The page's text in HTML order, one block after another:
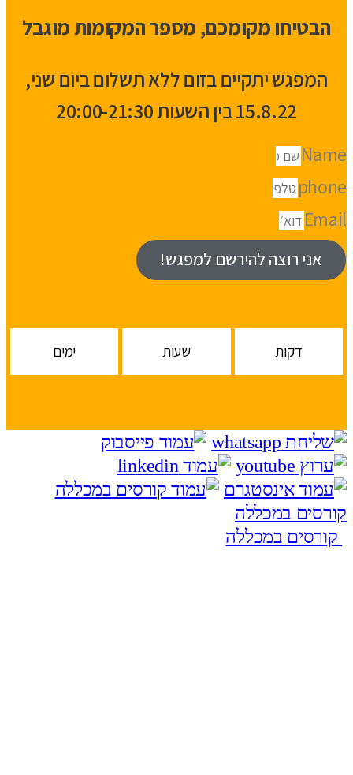
הבטיחו מקומכם, מספר המקומות מוגבל
המפגש יתקיים בזום ללא תשלום ביום שני,
15.8.22 בין השעות 20:00-21:30
Name
phone
Email
אני רוצה להירשם למפגש!
ימים שעות דקות
קורסים במכללה
קורסים במכללה